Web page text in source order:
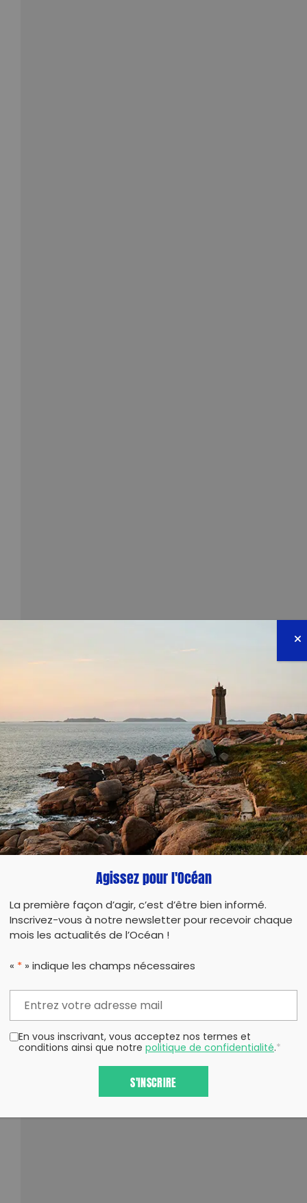
Agissez pour l'Océan
La première façon d’agir, c’est d’être bien informé.
Inscrivez-vous à notre newsletter pour recevoir chaque
mois les actualités de l’Océan !
« * » indique les champs nécessaires
En vous inscrivant, vous acceptez nos termes et
conditions ainsi que notre politique de confidentialité.*
S'INSCRIRE